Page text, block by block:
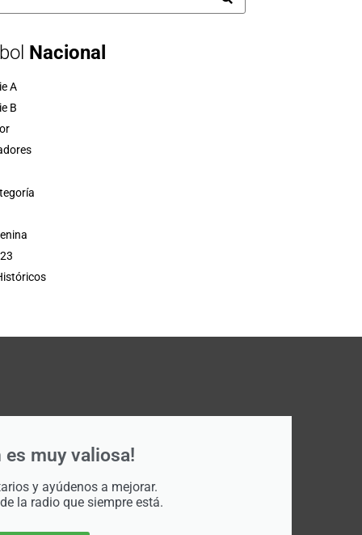
Nacional
A
B
es muy valiosa!
y ayúdenos a mejorar.
la radio que siempre está.